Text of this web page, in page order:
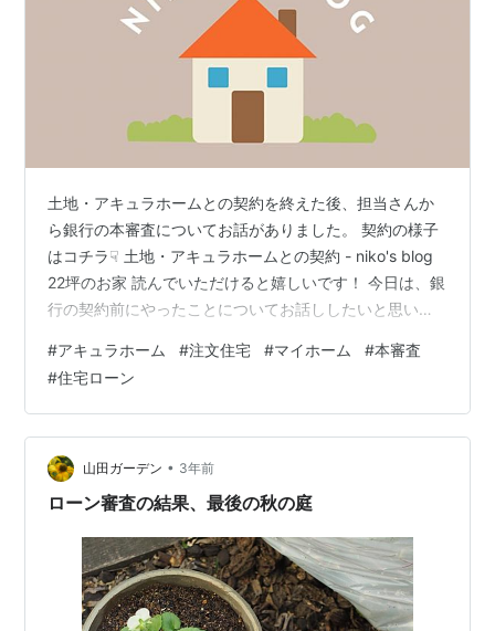
土地・アキュラホームとの契約を終えた後、担当さんか
ら銀行の本審査についてお話がありました。 契約の様子
はコチラ☟ 土地・アキュラホームとの契約 - niko's blog
22坪のお家 読んでいただけると嬉しいです！ 今日は、銀
行の契約前にやったことについてお話ししたいと思いま
数料の用意 銀行の本審査 土地・アキュラホームとの契約
を終え、次に私たちがやることになったのは銀行の本審
査の申し込みです。 事前審査と同様、担当Yさんが申し
込み書を用意してくださり書き方や必要な物も教えてく
れました。 私たちはショールーム見学や担当さんとの間
取り打ち…
#アキュラホーム #注文住宅 #マイホーム #本審査
#住宅ローン
山田ガーデン • 3年前
ローン審査の結果、最後の秋の庭